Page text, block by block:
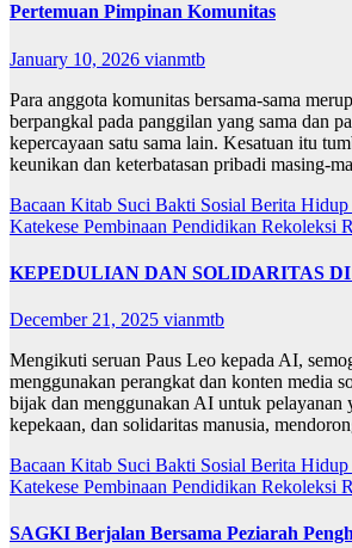
Pertemuan Pimpinan Komunitas
January 10, 2026 vianmtb
Para anggota komunitas bersama-sama
berpangkal pada panggilan yang sama dan
kepercayaan satu sama lain. Kesatuan itu
keunikan dan keterbatasan pribadi masing-
Bacaan Kitab Suci Bakti Sosial Berita Hidup
Katekese Pembinaan Pendidikan Rekoleksi
KEPEDULIAN DAN SOLIDARITAS
December 21, 2025 vianmtb
Mengikuti seruan Paus Leo kepada AI,
menggunakan perangkat dan konten media
bijak dan menggunakan AI untuk pelayanan
kepekaan, dan solidaritas manusia,
Bacaan Kitab Suci Bakti Sosial Berita Hidup
Katekese Pembinaan Pendidikan Rekoleksi
SAGKI Berjalan Bersama Peziarah